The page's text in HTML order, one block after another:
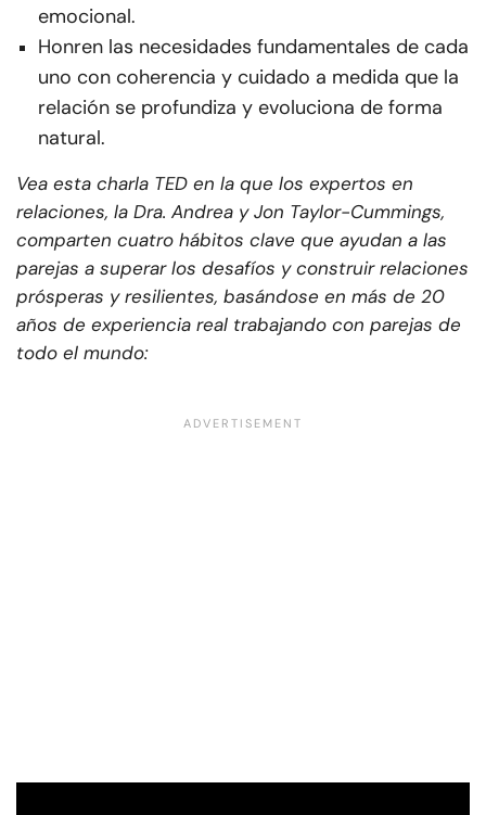
emocional.
Honren las necesidades fundamentales de cada
uno con coherencia y cuidado a medida que la
relación se profundiza y evoluciona de forma
natural.
Vea esta charla TED en la que los expertos en
relaciones, la Dra. Andrea y Jon Taylor-Cummings,
comparten cuatro hábitos clave que ayudan a las
parejas a superar los desafíos y construir relaciones
prósperas y resilientes, basándose en más de 20
años de experiencia real trabajando con parejas de
todo el mundo: